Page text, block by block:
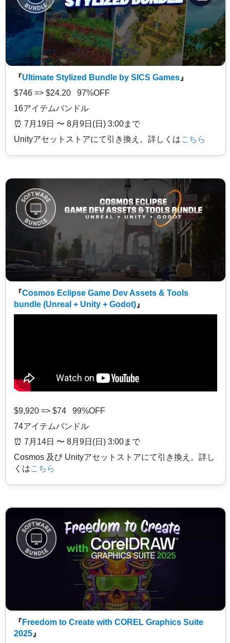
『Ultimate Stylized Bundle by SICS Games 』
$746 => $24.20 97%OFF
16アイテムバンドル
⏰️ 7月19日 〜 8月9日(日) 3:00まで
Unityアセットストアにて引き換え。詳しくはこちら
『Cosmos Eclipse Game Dev Assets & Tools
bundle (Unreal + Unity + Godot) 』
$9,920 => $74 99%OFF
74アイテムバンドル
⏰️ 7月14日 〜 8月9日(日) 3:00まで
Cosmos 及び Unityアセットストアにて引き換え。詳し
くはこちら
『 Freedom to Create with COREL Graphics Suite
2025 』